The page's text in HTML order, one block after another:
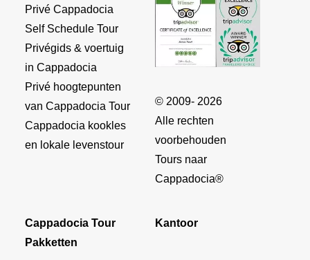
Privé Cappadocia
Self Schedule Tour
Privégids & voertuig
in Cappadocia
Privé hoogtepunten
van Cappadocia Tour
Cappadocia kookles
en lokale levenstour
© 2009- 2026
Alle rechten
voorbehouden
Tours naar
Cappadocia®
Cappadocia Tour
Pakketten
Kantoor